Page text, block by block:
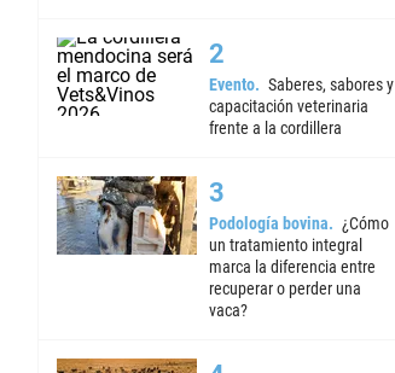
Evento
Saberes, sabores y
capacitación veterinaria
frente a la cordillera
Podología bovina
¿Cómo
un tratamiento integral
marca la diferencia entre
recuperar o perder una
vaca?